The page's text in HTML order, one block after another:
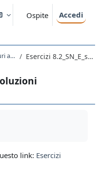
Ospite Accedi
8 Alogenuri alchilici Esercizi 8.2_SN_E_soluzioni
link: Esercizi